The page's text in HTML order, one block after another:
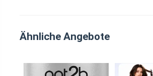
Ähnliche Angebote